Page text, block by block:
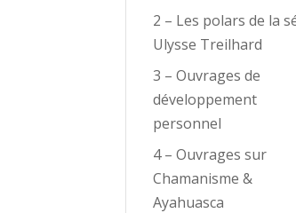
2 – Les polars de la
Ulysse Treilhard
3 – Ouvrages de
développement
personnel
4 – Ouvrages sur
Chamanisme &
Ayahuasca